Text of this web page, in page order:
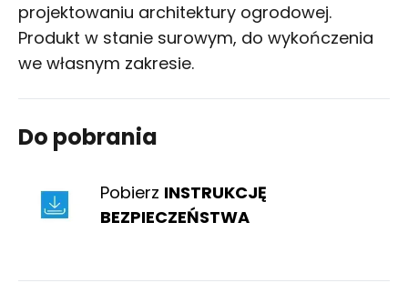
projektowaniu architektury ogrodowej.
Produkt w stanie surowym, do wykończenia
we własnym zakresie.
Do pobrania
Pobierz INSTRUKCJĘ
BEZPIECZEŃSTWA